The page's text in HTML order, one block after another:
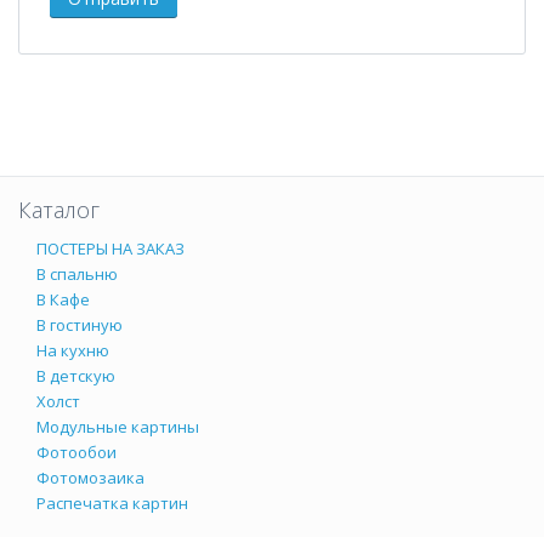
Каталог
ПОСТЕРЫ НА ЗАКАЗ
В спальню
В Кафе
В гостиную
На кухню
В детскую
Холст
Модульные картины
Фотообои
Фотомозаика
Распечатка картин